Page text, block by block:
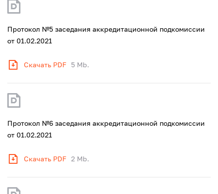
Протокол №5 заседания аккредитационной подкомиссии
от 01.02.2021
Скачать PDF 5 Mb.
Протокол №6 заседания аккредитационной подкомиссии
от 01.02.2021
Скачать PDF 2 Mb.